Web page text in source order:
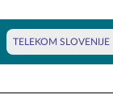
TELEKOM SLOVENIJE